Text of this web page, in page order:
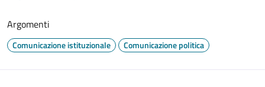
Argomenti
Comunicazione istituzionale Comunicazione politica